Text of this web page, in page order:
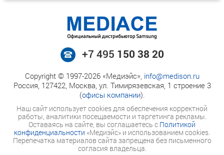
+7 495 150 38 20
Copyright © 1997-2026 «Медиэйс», info@medison.ru
Россия, 127422, Москва, ул. Тимирязевская, 1 строение 3
(офисы компании).
Наш сайт использует cookies для обеспечения корректной
работы, аналитики посещаемости и таргетинга рекламы.
Оставаясь на сайте, вы соглашаетесь с Политикой
конфиденциальности «Медиэйс» и использованием cookies.
Перепечатка материалов сайта запрещена без письменного
согласия владельца.